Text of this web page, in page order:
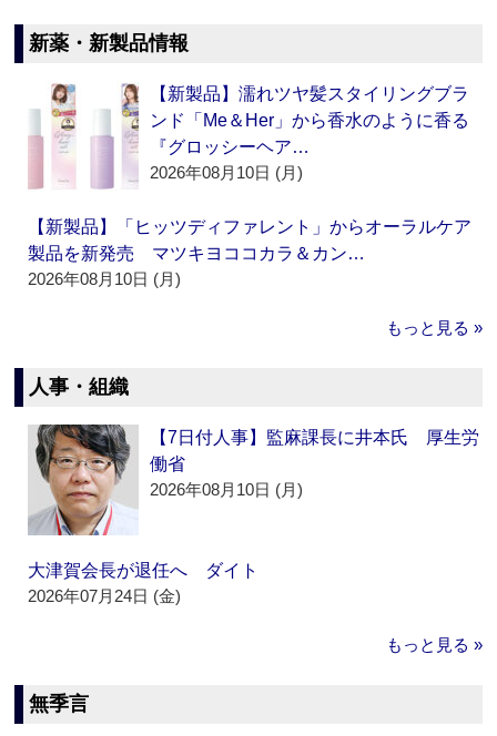
新薬・新製品情報
【新製品】濡れツヤ髪スタイリングブラ
ンド「Me＆Her」から香水のように香る
『グロッシーヘア…
2026年08月10日 (月)
【新製品】「ヒッツディファレント」からオーラルケア
製品を新発売 マツキヨココカラ＆カン…
2026年08月10日 (月)
もっと見る »
人事・組織
【7日付人事】監麻課長に井本氏 厚生労
働省
2026年08月10日 (月)
大津賀会長が退任へ ダイト
2026年07月24日 (金)
もっと見る »
無季言